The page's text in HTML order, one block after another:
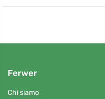
Ferwer
Chi siamo